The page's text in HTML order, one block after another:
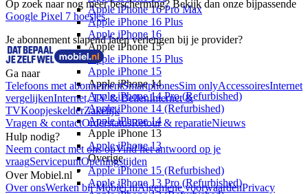
Apple iPhone 16 Pro Max
Apple iPhone 16 Plus
Apple iPhone 16
Apple iPhone 15
Apple iPhone 15 Plus
Apple iPhone 15
Apple iPhone 14
Apple iPhone 14 Pro (Refurbished)
Apple iPhone 14 (Refurbished)
Apple iPhone 14
Apple iPhone 13
Apple iPhone 13
Overige
Apple iPhone 15 (Refurbished)
Apple iPhone 13 Pro (Refurbished)
Google Pixel 7 hoesjes.
Je abonnement slapend laten verlengen bij je provider?
Ga naar
Telefoons met abonnementSmartphonesSim onlyAccessoiresInternet
vergelijkenInternet, TV & BellenInternet &
TVKoopjeskelderZakelijk
Vragen & contactOrderstatusRetour & reparatieNieuws
Hulp nodig?
Neem contact met ons opVind het antwoord op je
vraagServicepuntOpeningstijden
Over Mobiel.nl
Over onsWerken bij Mobiel.nlAlgemene voorwaardenPrivacy